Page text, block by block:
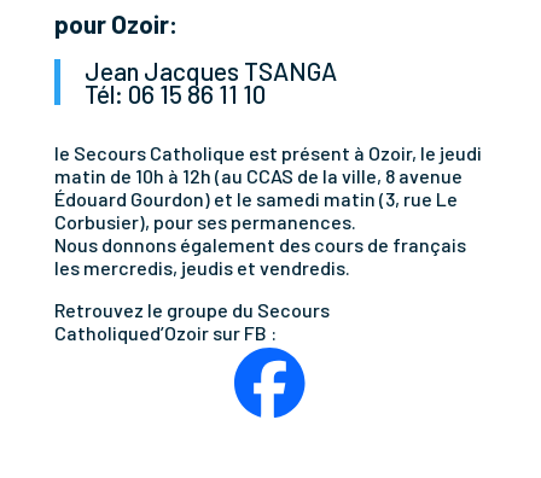
pour Ozoir:
Jean Jacques TSANGA
Tél: 06 15 86 11 10
le Secours Catholique est présent à Ozoir, le jeudi
matin de 10h à 12h (au CCAS de la ville, 8 avenue
Édouard Gourdon) et le samedi matin (3, rue Le
Corbusier), pour ses permanences.
Nous donnons également des cours de français
les mercredis, jeudis et vendredis.
Retrouvez le groupe du Secours
Catholiqued’Ozoir sur FB :